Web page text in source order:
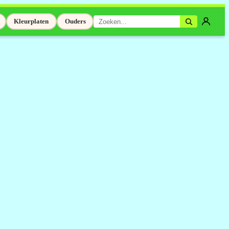
Kleurplaten Ouders